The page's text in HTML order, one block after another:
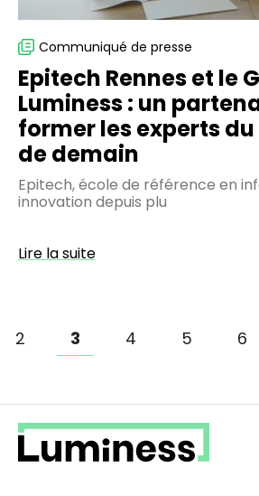
former
les
experts
du
numérique
de
demain
Communiqué de presse
Epitech Rennes et le
Luminess : un
former les experts
de demain
Epitech, école de référence en
innovation depuis plu
Lire la suite
Pagination
Page
2
Page
courante
3 Page
4 Page
5 6